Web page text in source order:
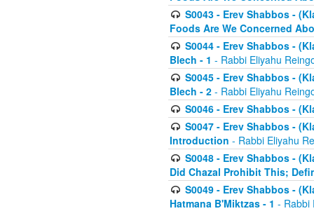
S0043 - Erev Shabbos -
Foods Are We Concerned
S0044 - Erev Shabbos -
Blech - 1 - Rabbi Eliyahu
S0045 - Erev Shabbos -
Blech - 2 - Rabbi Eliyahu
S0046 - Erev Shabbos -
S0047 - Erev Shabbos -
Introduction - Rabbi Eliyahu
S0048 - Erev Shabbos -
Did Chazal Prohibit This;
S0049 - Erev Shabbos -
Hatmana B'Miktzas - 1 - Rabbi